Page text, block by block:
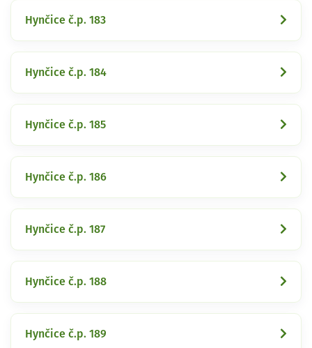
Hynčice č.p. 183
Hynčice č.p. 184
Hynčice č.p. 185
Hynčice č.p. 186
Hynčice č.p. 187
Hynčice č.p. 188
Hynčice č.p. 189